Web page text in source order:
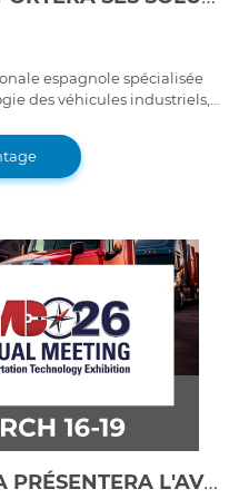
espagnole spécialisée
des véhicules industriels,
l'un des principaux
du transport de
COJALI USA PRÉSENTERA L'AVENIR DE LA MAINTENANCE DES FLOTTES À TMC 2026